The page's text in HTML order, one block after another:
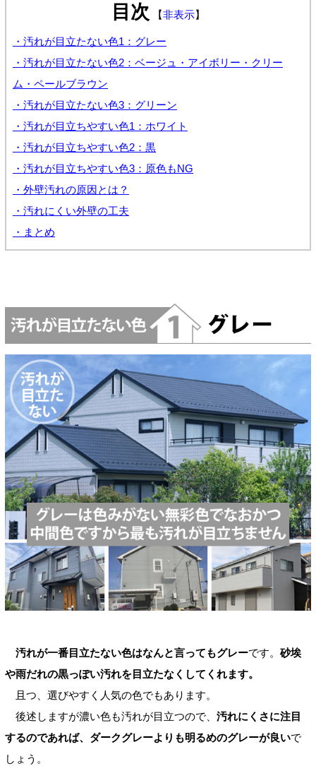
目次 【非表示】
・汚れが目立たない色1：グレー
・汚れが目立たない色2：ベージュ・アイボリー・クリー
ム・ペールブラウン
・汚れが目立たない色3：グリーン
・汚れが目立ちやすい色1：ホワイト
・汚れが目立ちやすい色2：黒
・汚れが目立ちやすい色3：原色もNG
・外壁汚れの原因とは？
・汚れにくい外壁の工夫
・まとめ
汚れが一番目立たない色はなんと言ってもグレーです。 砂埃
や雨だれの黒っぽい汚れを目立たなくしてくれます。
且つ、選びやすく人気の色でもあります。
後述しますが濃い色も汚れが目立つので、 汚れにくさに注目
するのであれば、ダークグレーよりも明るめのグレーが良いで
しょう。